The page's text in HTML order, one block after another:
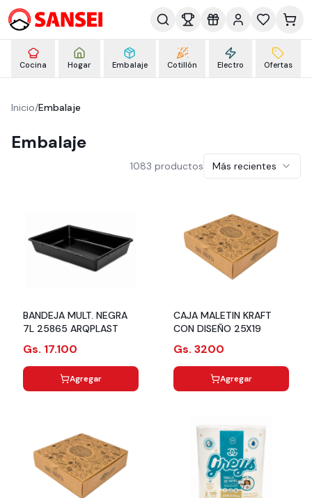
Cocina Hogar Embalaje Cotillón Electro Ofertas
Inicio/Embalaje
Embalaje
1083 productos Más recientes
BANDEJA MULT. NEGRA
7L 25865 ARQPLAST
Gs. 17.100
Agregar
CAJA MALETIN KRAFT
CON DISEÑO 25X19
Gs. 3200
Agregar